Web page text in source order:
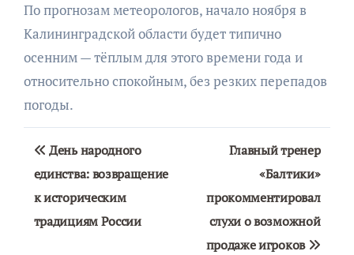
По прогнозам метеорологов, начало ноября в
Калининградской области будет типично
осенним — тёплым для этого времени года и
относительно спокойным, без резких перепадов
погоды.
Навигация
по
записям
День народного
единства: возвращение
к историческим
традициям России
Главный тренер
«Балтики»
прокомментировал
слухи о возможной
продаже игроков